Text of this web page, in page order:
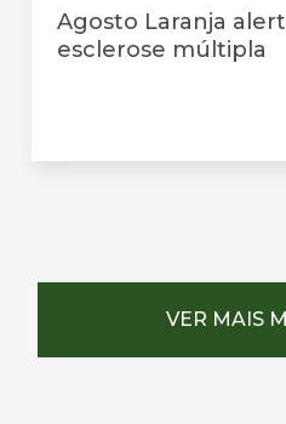
Agosto Laranja
esclerose múltipla
VER MAIS